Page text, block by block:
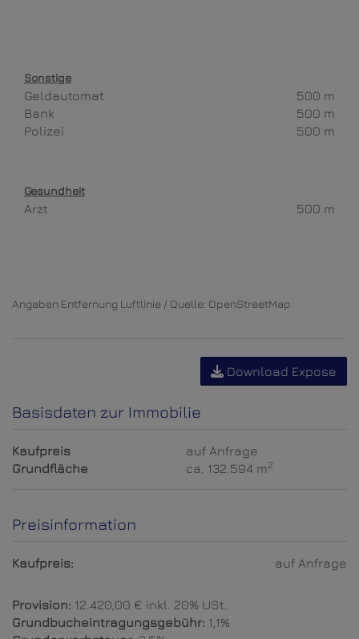
Sonstige
Geldautomat
500 m
Bank
500 m
Polizei
500 m
Gesundheit
Arzt 500 m
Angaben Entfernung Luftlinie / Quelle: OpenStreetMap
Download Expose
Basisdaten zur Immobilie
Kaufpreis
auf Anfrage
Grundfläche
ca. 132.594 m2
Preisinformation
Kaufpreis: auf Anfrage
Provision: 12.420,00 € inkl. 20% USt.
Grundbucheintragungsgebühr: 1,1%